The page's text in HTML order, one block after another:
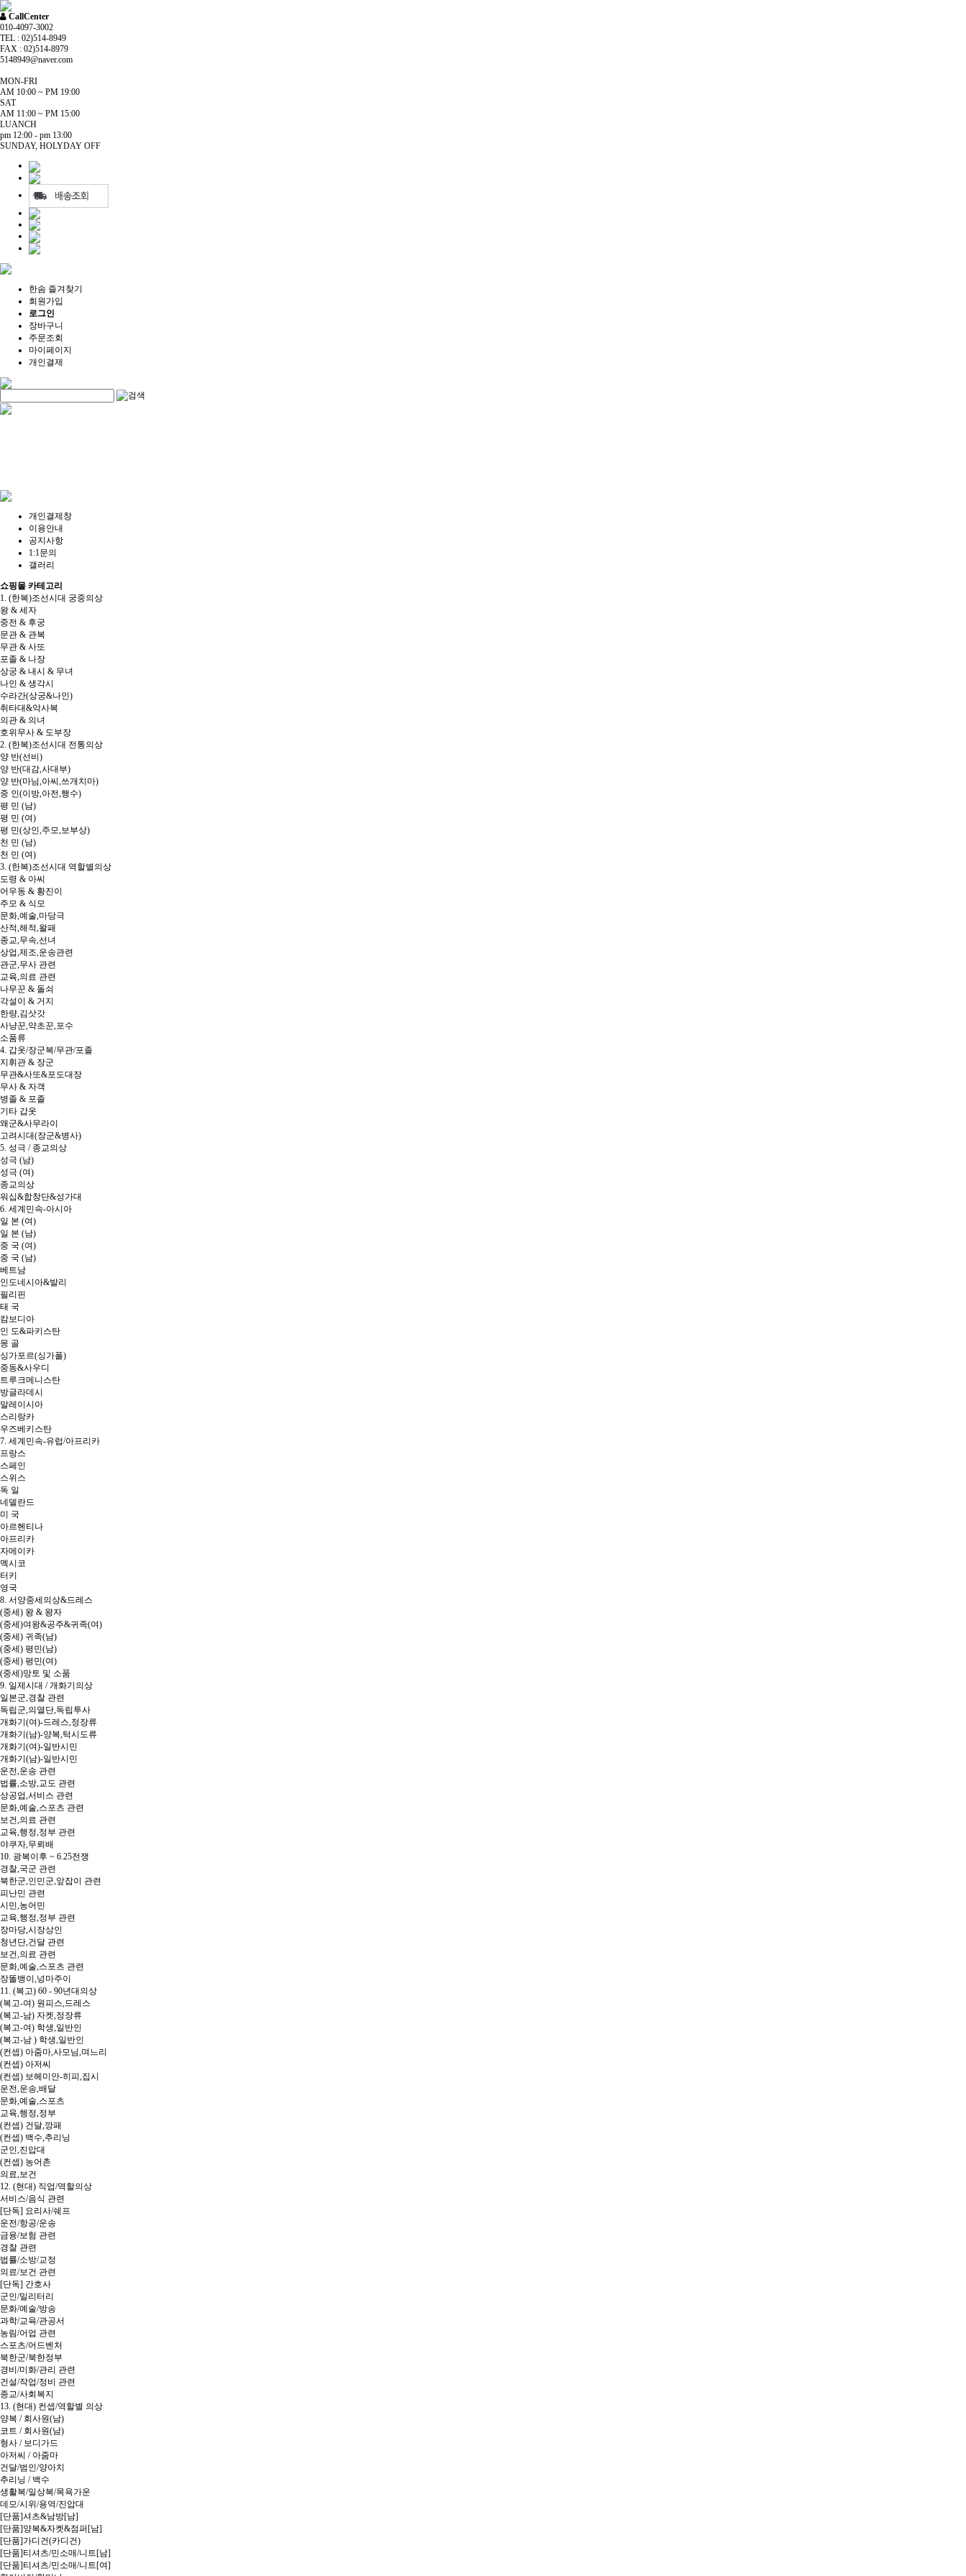
CallCenter
010-4097-3002
TEL : 02)514-8949
FAX : 02)514-8979
5148949@naver.com
MON-FRI
AM 10:00 ~ PM 19:00
SAT
AM 11:00 ~ PM 15:00
LUANCH
pm 12:00 - pm 13:00
SUNDAY, HOLYDAY OFF
한솜 즐겨찾기
회원가입
로그인
장바구니
주문조회
마이페이지
개인결제
개인결제창
이용안내
공지사항
1:1문의
갤러리
쇼핑몰 카테고리
1. (한복)조선시대 궁중의상
왕 & 세자
중전 & 후궁
문관 & 관복
무관 & 사또
포졸 & 나장
상궁 & 내시 & 무녀
나인 & 생각시
수라간(상궁&나인)
취타대&악사복
의관 & 의녀
호위무사 & 도부장
2. (한복)조선시대 전통의상
양 반(선비)
양 반(대감,사대부)
양 반(마님,아씨,쓰개치마)
중 인(이방,아전,행수)
평 민 (남)
평 민 (여)
평 민(상인,주모,보부상)
천 민 (남)
천 민 (여)
3. (한복)조선시대 역할별의상
도령 & 아씨
어우동 & 황진이
주모 & 식모
문화,예술,마당극
산적,해적,왈패
종교,무속,선녀
상업,제조,운송관련
관군,무사 관련
교육,의료 관련
나무꾼 & 돌쇠
각설이 & 거지
한량,김삿갓
사냥꾼,약초꾼,포수
소품류
4. 갑옷/장군복/무관/포졸
지휘관 & 장군
무관&사또&포도대장
무사 & 자객
병졸 & 포졸
기타 갑옷
왜군&사무라이
고려시대(장군&병사)
5. 성극 / 종교의상
성극 (남)
성극 (여)
종교의상
워십&합창단&성가대
6. 세계민속-아시아
일 본 (여)
일 본 (남)
중 국 (여)
중 국 (남)
베트남
인도네시아&발리
필리핀
태 국
캄보디아
인 도&파키스탄
몽 골
싱가포르(싱가폴)
중동&사우디
트루크메니스탄
방글라데시
말레이시아
스리랑카
우즈베키스탄
7. 세계민속-유럽/아프리카
프랑스
스페인
스위스
독 일
네델란드
미 국
아르헨티나
아프리카
자메이카
멕시코
터키
영국
8. 서양중세의상&드레스
(중세) 왕 & 왕자
(중세)여왕&공주&귀족(여)
(중세) 귀족(남)
(중세) 평민(남)
(중세) 평민(여)
(중세)망토 및 소품
9. 일제시대 / 개화기의상
일본군,경찰 관련
독립군,의열단,독립투사
개화기(여)-드레스,정장류
개화기(남)-양복,턱시도류
개화기(여)-일반시민
개화기(남)-일반시민
운전,운송 관련
법률,소방,교도 관련
상공업,서비스 관련
문화,예술,스포츠 관련
보건,의료 관련
교육,행정,정부 관련
야쿠자,무뢰배
10. 광복이후 ~ 6.25전쟁
경찰,국군 관련
북한군,인민군,앞잡이 관련
피난민 관련
시민,농어민
교육,행정,정부 관련
장마당,시장상인
청년단,건달 관련
보건,의료 관련
문화,예술,스포츠 관련
장똘뱅이,넝마주이
11. (복고) 60 - 90년대의상
(복고-여) 원피스,드레스
(복고-남) 자켓,정장류
(복고-여) 학생,일반인
(복고-남 ) 학생,일반인
(컨셉) 아줌마,사모님,며느리
(컨셉) 아저씨
(컨셉) 보헤미안-히피,집시
운전,운송,배달
문화,예술,스포츠
교육,행정,정부
(컨셉) 건달,깡패
(컨셉) 백수,추리닝
군인,진압대
(컨셉) 농어촌
의료,보건
12. (현대) 직업/역할의상
서비스/음식 관련
[단독] 요리사/쉐프
운전/항공/운송
금융/보험 관련
경찰 관련
법률/소방/교정
의료/보건 관련
[단독] 간호사
군인/밀리터리
문화/예술/방송
과학/교육/관공서
농림/어업 관련
스포츠/어드벤처
북한군/북한정부
경비/미화/관리 관련
건설/작업/정비 관련
종교/사회복지
13. (현대) 컨셉/역할별 의상
양복 / 회사원(남)
코트 / 회사원(남)
형사 / 보디가드
아저씨 / 아줌마
건달/범인/양아치
추리닝 / 백수
생활복/일상복/목욕가운
데모/시위/용역/진압대
[단품]셔츠&남방[남]
[단품]양복&자켓&점퍼[남]
[단품]가디건(카디건)
[단품]티셔츠/민소매/니트[남]
[단품]티셔츠/민소매/니트[여]